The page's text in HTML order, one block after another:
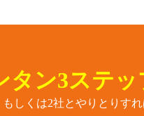
タン3ステッ
しくは2社とやりとりすれ